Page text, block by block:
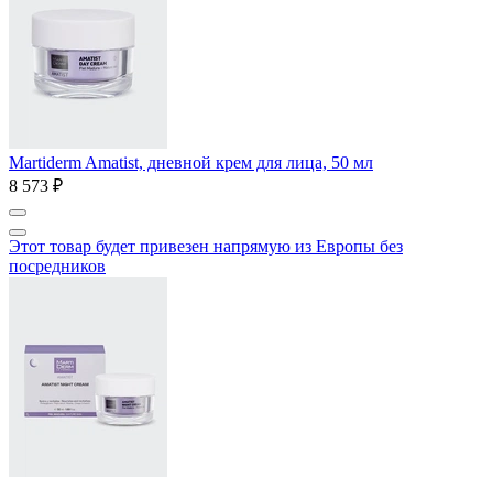
Martiderm Amatist, дневной крем для лица, 50 мл
8 573 ₽
Этот товар будет привезен напрямую из Европы без
посредников